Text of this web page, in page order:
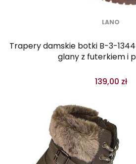
LANO
Trapery damskie botki B-3-
glany z futerkiem i
139,00 zł